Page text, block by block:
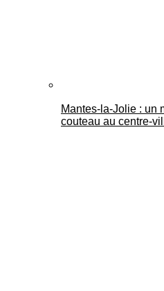
Mantes-la-Jolie : un
couteau au centre-